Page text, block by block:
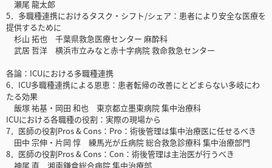
瀬尾 龍太郎
5．多職種連携におけるタスク・シフト/シェア：患者により安全な医療を
提供するために
杉山 拓也 千葉県救急医療センター 麻酔科
武居 哲洋 横浜市立みなと赤十字病院 救命救急センター
各論：ICUにおける多職種連携
6．ICU多職種連携による恩恵：患者転帰の改善にとどまらない多岐にわ
たる効果
飯塚 祐基・岡田 和也 東京都立墨東病院 集中治療科
ICUにおける各職種の役割：実際の現場から
7．医師の役割Pros & Cons：Pro：術後管理は集中治療医に任せるべき
田中 宗伸・片岡 惇 練馬光が丘病院 総合救急診療科 集中治療部門
8．医師の役割Pros & Cons：Con：術後管理は主治医が行うべき
神尾 直 湘南鎌倉総合病院 集中治療部